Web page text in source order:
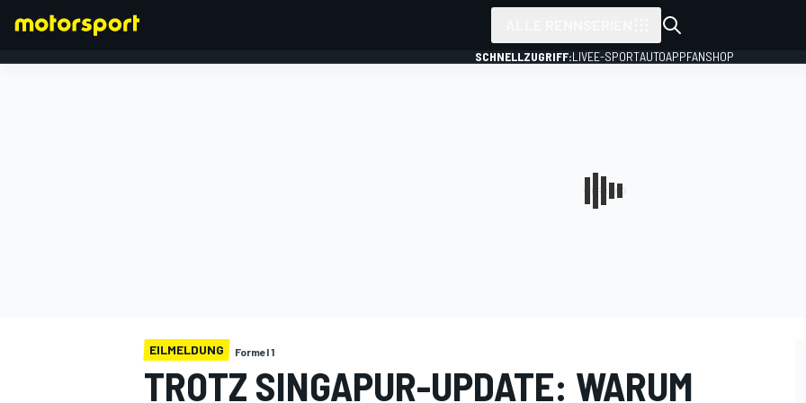
SCHNELLZUGRIFF:LIVEE-SPORTAUTOAPPFANSHOP
EILMELDUNG Formel 1
TROTZ SINGAPUR-UPDATE: WARUM